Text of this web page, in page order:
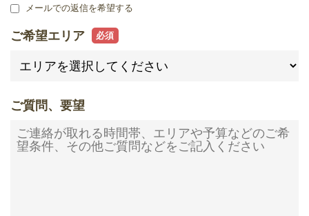
メールでの返信を希望する
ご希望エリア
ご質問、要望